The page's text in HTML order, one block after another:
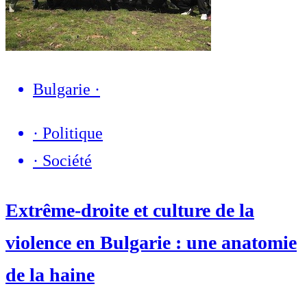
Bulgarie ·
· Politique
· Société
Extrême-droite et culture de la
violence en Bulgarie : une anatomie
de la haine